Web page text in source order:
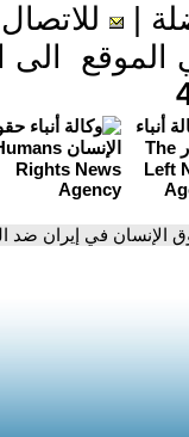
الى
الإنسان في إيران ضد